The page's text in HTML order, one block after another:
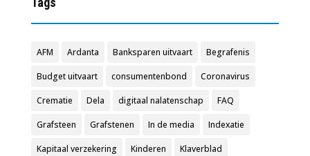
AFM Ardanta Banksparen uitvaart Begrafenis
Budget uitvaart consumentenbond Coronavirus
Crematie Dela digitaal nalatenschap FAQ
Grafsteen Grafstenen In de media Indexatie
Kapitaal verzekering Kinderen Klaverblad